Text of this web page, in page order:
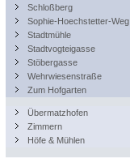
Schloßberg
Sophie-Hoechstetter-Weg
Stadtmühle
Stadtvogteigasse
Stöbergasse
Wehrwiesenstraße
Zum Hofgarten
Übermatzhofen
Zimmern
Höfe & Mühlen